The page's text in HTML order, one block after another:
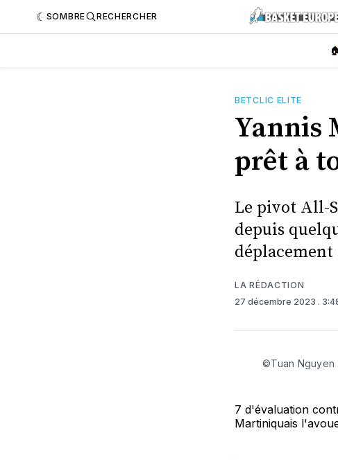
SOMBRE RECHERCHER
🏠
BETCLIC ELITE
Yannis
prêt à
Le pivot All-
depuis
déplacement
LA RÉDACTION
27 décembre 2023 .
©Tuan Nguyen
7 d'évaluation
Martiniquais